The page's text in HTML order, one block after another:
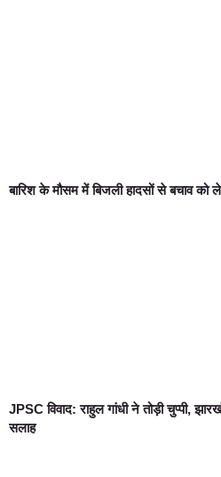
बारिश के मौसम में बिजली हादसों से बचाव को
JPSC विवाद: राहुल गांधी ने तोड़ी चुप्पी,
सलाह